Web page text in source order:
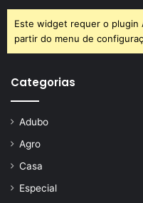
Este widget requer o plugin
partir do menu de
Categorias
Adubo
Agro
Casa
Especial